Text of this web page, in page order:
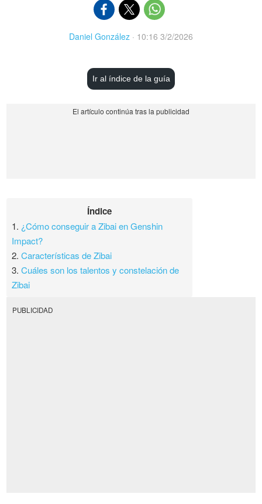
Daniel González · 10:16 3/2/2026
Ir al índice de la guía
Índice
1. ¿Cómo conseguir a Zibai en Genshin
Impact?
2.Características de Zibai
3.Cuáles son los talentos y constelación de
Zibai
PUBLICIDAD